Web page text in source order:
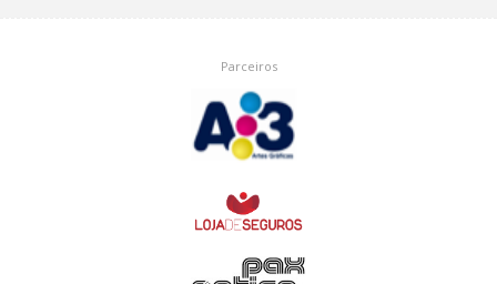
Parceiros